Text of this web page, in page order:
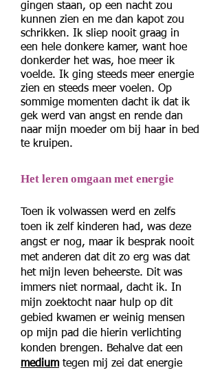
gingen staan, op een nacht zou
kunnen zien en me dan kapot zou
schrikken. Ik sliep nooit graag in
een hele donkere kamer, want hoe
donkerder het was, hoe meer ik
voelde. Ik ging steeds meer energie
zien en steeds meer voelen. Op
sommige momenten dacht ik dat ik
gek werd van angst en rende dan
naar mijn moeder om bij haar in bed
te kruipen.
Het leren omgaan met energie
Toen ik volwassen werd en zelfs
toen ik zelf kinderen had, was deze
angst er nog, maar ik besprak nooit
met anderen dat dit zo erg was dat
het mijn leven beheerste. Dit was
immers niet normaal, dacht ik. In
mijn zoektocht naar hulp op dit
gebied kwamen er weinig mensen
op mijn pad die hierin verlichting
konden brengen. Behalve dat een
mediumtegen mij zei dat energie